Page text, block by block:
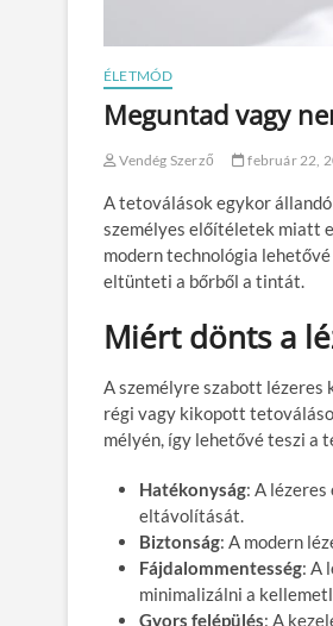
ÉLETMÓD
Meguntad vagy
Vendég Szerző február 22,
A tetoválások egykor
személyes előítéletek miatt
modern technológia
eltünteti a bőrből a tintát.
Miért dönts a
A személyre szabott lézeres
régi vagy kikopott
mélyén, így lehetővé teszi a
Hatékonyság: A
eltávolítását.
Biztonság: A modern
Fájdalommentesség: A
minimalizálni a
Gyors felépülés: A